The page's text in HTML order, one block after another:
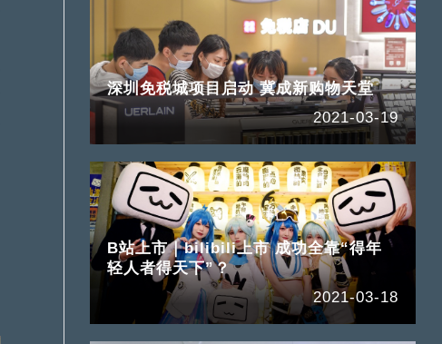
深圳免税城项目启动 冀成新购物天堂
2021-03-19
B站上市｜bilibili上市 成功全靠“得年
轻人者得天下”？
2021-03-18